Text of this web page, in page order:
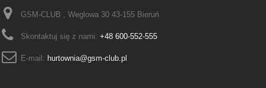
GSM-CLUB , Weglowa 30 43-155 Bieruń
Skontaktuj się z nami: +48 600-552-555
E-mail: hurtownia@gsm-club.pl